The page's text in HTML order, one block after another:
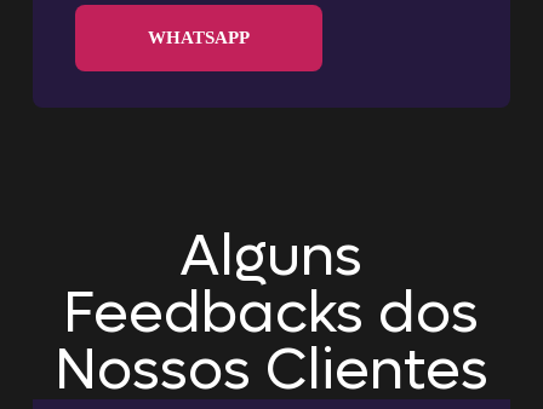
WHATSAPP
Alguns
Feedbacks dos
Nossos Clientes